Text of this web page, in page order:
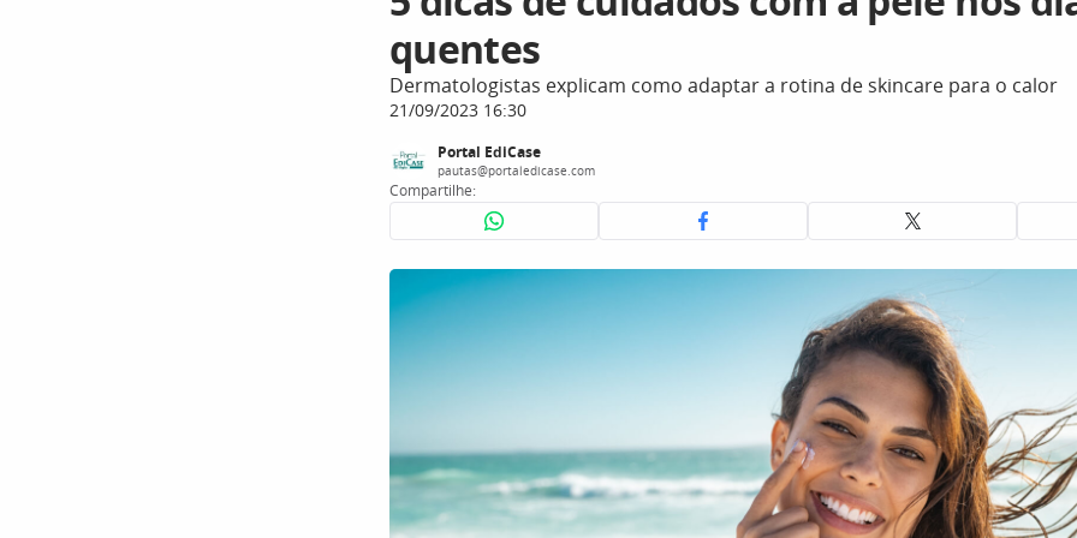
quentes
Dermatologistas explicam como adaptar a rotina de skincare para o calor
21/09/2023 16:30
Portal EdiCase
pautas@portaledicase.com
Compartilhe: